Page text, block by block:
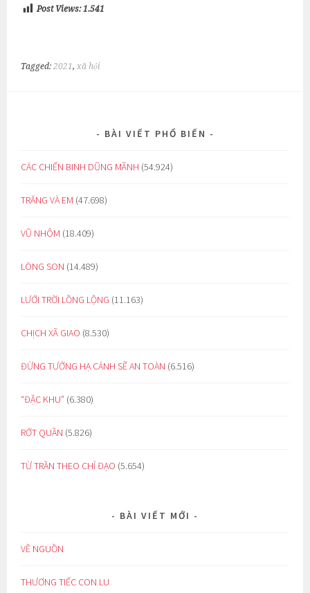
Post Views: 1.541
Tagged:2021,xã hội
BÀI VIẾT PHỔ BIẾN
CÁC CHIẾN BINH DŨNG MÃNH (54.924)
TRĂNG VÀ EM (47.698)
VŨ NHÔM (18.409)
LÒNG SON (14.489)
LƯỚI TRỜI LỒNG LỘNG (11.163)
CHỊCH XÃ GIAO (8.530)
ĐỪNG TƯỞNG HẠ CÁNH SẼ AN TOÀN (6.516)
“ĐẶC KHU” (6.380)
RỚT QUẦN (5.826)
TỪ TRẦN THEO CHỈ ĐẠO (5.654)
BÀI VIẾT MỚI
VỀ NGUỒN
THƯƠNG TIẾC CON LU